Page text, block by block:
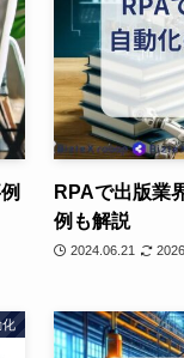
RPAで出版業
例も解説
2024.06.21
化